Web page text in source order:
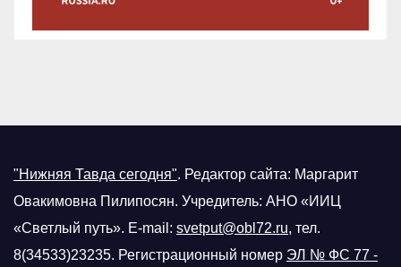
"Нижняя Тавда сегодня". Редактор сайта: Маргарит
Овакимовна Пилипосян. Учредитель: АНО «ИИЦ
«Светлый путь». E-mail: svetput@obl72.ru, тел.
8(34533)23235. Регистрационный номер ЭЛ № ФС 77 -